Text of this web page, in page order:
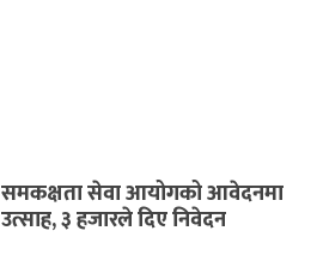
समकक्षता सेवा आयोगको आवेदनमा
उत्साह, ३ हजारले दिए निवेदन